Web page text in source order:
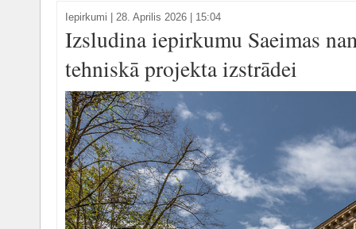
Iepirkumi 28. Aprilis 2026 | 15:04
Izsludina iepirkumu Saeimas
tehniskā projekta izstrādei